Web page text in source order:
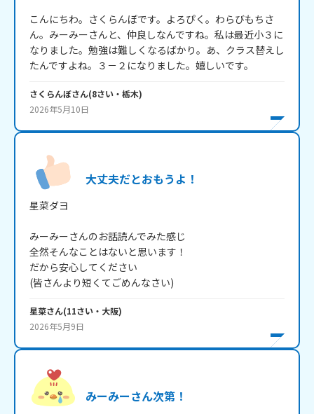
こんにちわ。さくらんぼです。よろぴく。わらびもちさ
ん。みーみーさんと、仲良しなんですね。私は最近小３に
なりました。勉強は難しくなるばかり。あ、クラス替えし
たんですよね。３－２になりました。嬉しいです。
さくらんぼさん(8さい・ 栃木)
2026年5月10日
大丈夫だとおもうよ！
星菜ダヨ
みーみーさんのお話読んでみた感じ
全然そんなことはないと思います！
だから安心してください
(皆さんより短くてごめんなさい)
星菜さん(11さい・ 大阪)
2026年5月9日
みーみーさん次第！